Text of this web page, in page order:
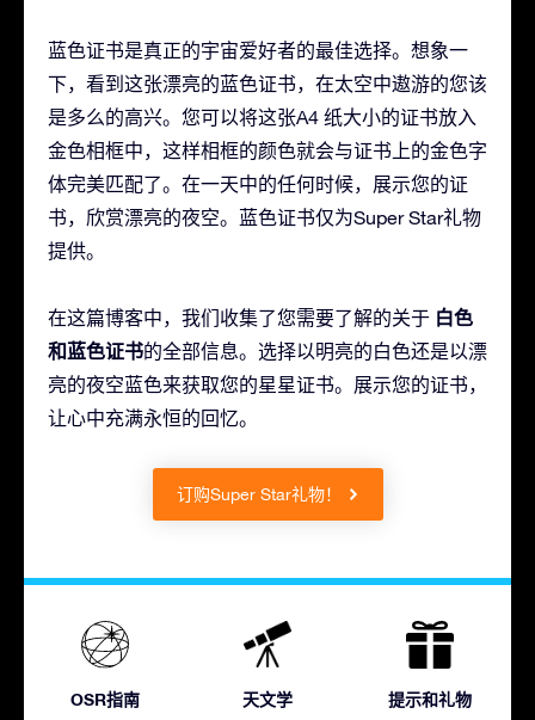
蓝色证书是真正的宇宙爱好者的最佳选择。想象一
下，看到这张漂亮的蓝色证书，在太空中遨游的您该
是多么的高兴。您可以将这张A4 纸大小的证书放入
金色相框中，这样相框的颜色就会与证书上的金色字
体完美匹配了。在一天中的任何时候，展示您的证
书，欣赏漂亮的夜空。蓝色证书仅为Super Star礼物
提供。
在这篇博客中，我们收集了您需要了解的关于 白色
和蓝色证书的全部信息。选择以明亮的白色还是以漂
亮的夜空蓝色来获取您的星星证书。展示您的证书，
让心中充满永恒的回忆。
订购Super Star礼物！
OSR指南 天文学 提示和礼物